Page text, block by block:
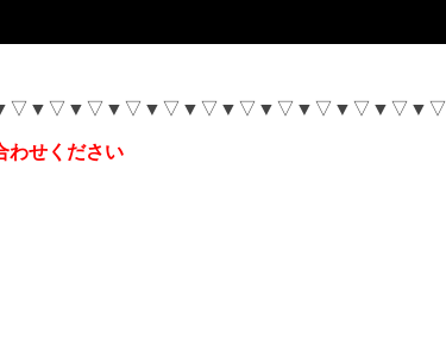
わせください